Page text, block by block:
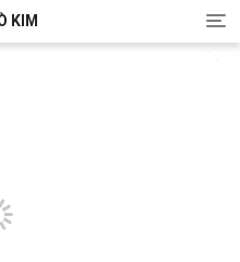
KIM
T
o